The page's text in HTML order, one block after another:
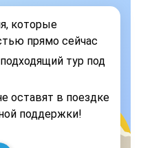
которые
прямо сейчас
тур под
оставят в поездке
поддержки!